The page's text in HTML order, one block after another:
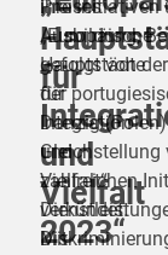
für
und
Vielfalt
2023“
Preises
„Europäische
Hauptstädte
für
Integration
und
Vielfalt“
verkündet.
Mit
ihre Initiativen
Ausbildung,
gefolgt von
der
Danzig
Gleichstellung
zahlreichen